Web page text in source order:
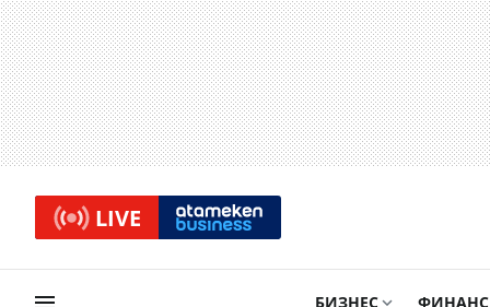
LIVE
БИЗНЕС